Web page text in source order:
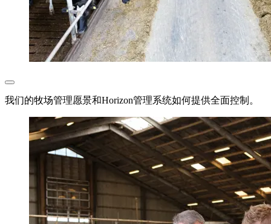
我们的牧场管理愿景和Horizon管理系统如何提供全面控制。